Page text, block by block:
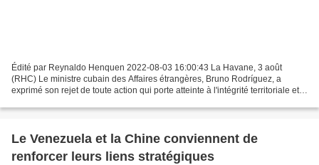
Édité par Reynaldo Henquen 2022-08-03 16:00:43 La Havane, 3 août
(RHC) Le ministre cubain des Affaires étrangères, Bruno Rodríguez, a
exprimé son rejet de toute action qui porte atteinte à l'intégrité territoriale et à
Le Venezuela et la Chine conviennent de
renforcer leurs liens stratégiques